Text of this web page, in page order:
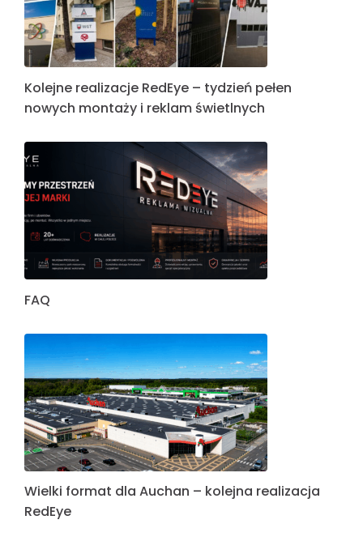
Kolejne realizacje RedEye – tydzień pełen
nowych montaży i reklam świetlnych
FAQ
Wielki format dla Auchan – kolejna realizacja
RedEye